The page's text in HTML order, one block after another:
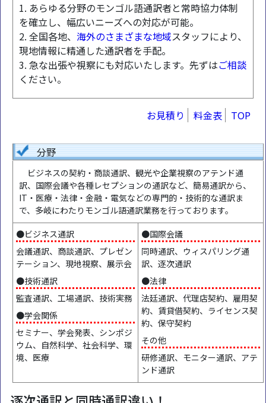
1. あらゆる分野のモンゴル語通訳者と常時協力体制
を確立し、幅広いニーズへの対応が可能。
2. 全国各地、 海外のさまざまな地域スタッフにより、
現地情報に精通した通訳者を手配。
3. 急な出張や視察にも対応いたします。先ずはご相談
ください。
お見積り 料金表 TOP
分野
ビジネスの契約・商談通訳、観光や企業視察のアテンド通
訳、国際会議や各種レセプションの通訳など、簡易通訳から、
IT・医療・法律・金融・電気などの専門的・技術的な通訳ま
で、多岐にわたりモンゴル語通訳業務を行っております。
●ビジネス通訳
会議通訳、商談通訳、プレゼン
テーション、現地視察、展示会
●技術通訳
監査通訳、工場通訳、技術実務
●学会関係
セミナー、学会発表、シンポジ
ウム、自然科学、社会科学、環
境、医療
●国際会議
同時通訳、ウィスパリング通
訳、逐次通訳
●法律
法廷通訳、代理店契約、雇用契
約、賃貸借契約、ライセンス契
約、保守契約
その他
研修通訳、モニター通訳、アテ
ンド通訳